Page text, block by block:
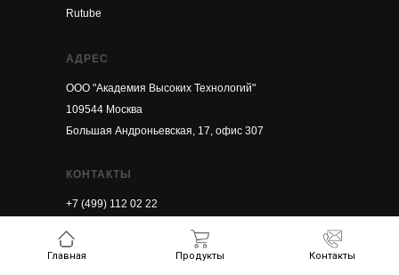
Главная Продукты Контакты
Rutube
АДРЕС
ООО "Академия Высоких Технологий"
109544 Москва
Большая Андроньевская, 17, офис 307
+7 (499) 112 02 22
КОНТАКТЫ